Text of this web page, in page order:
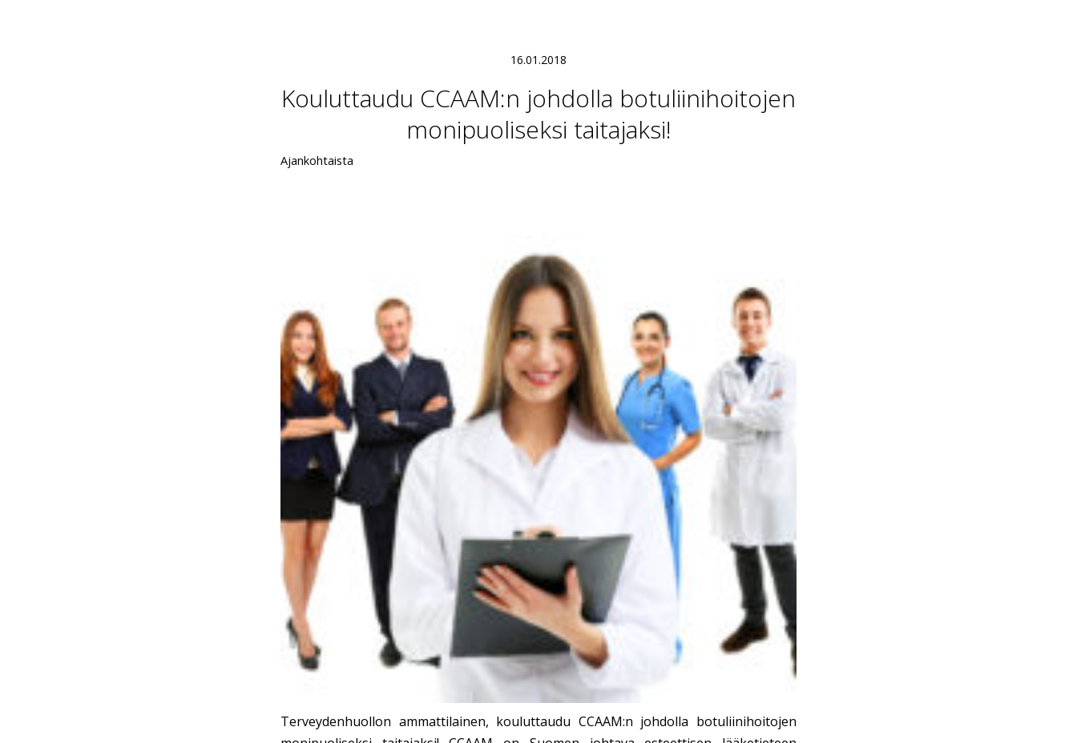
16.01.2018
Kouluttaudu CCAAM:n johdolla botuliinihoitojen
monipuoliseksi taitajaksi!
Ajankohtaista
Terveydenhuollon ammattilainen, kouluttaudu CCAAM:n johdolla botuliinihoitojen